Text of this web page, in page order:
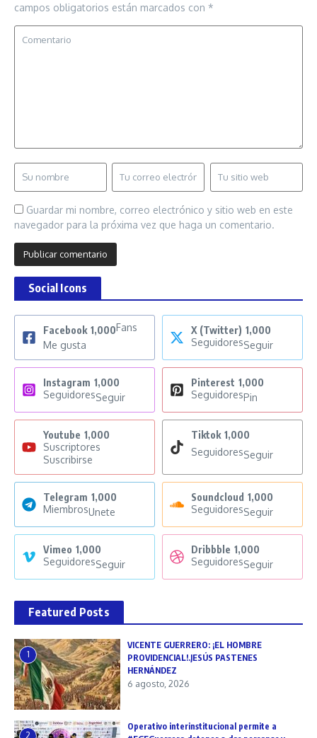
campos obligatorios están marcados con *
Guardar mi nombre, correo electrónico y sitio web en este
navegador para la próxima vez que haga un comentario.
Social Icons
Facebook 1,000Fans
Me gusta
X (Twitter) 1,000
SeguidoresSeguir
Instagram 1,000
SeguidoresSeguir
Pinterest 1,000
SeguidoresPin
Youtube 1,000
Suscriptores
Suscribirse
Tiktok 1,000
SeguidoresSeguir
Telegram 1,000
MiembrosUnete
Soundcloud 1,000
SeguidoresSeguir
Vimeo 1,000
SeguidoresSeguir
Dribbble 1,000
SeguidoresSeguir
Featured Posts
1
VICENTE GUERRERO: ¡EL HOMBRE
PROVIDENCIAL!.JESÚS PASTENES
HERNÁNDEZ
6 agosto, 2026
2
Operativo interinstitucional permite a